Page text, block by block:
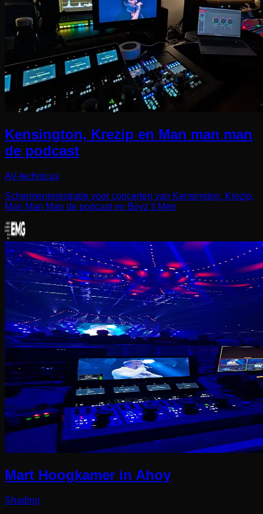
Kensington, Krezip en Man man man
de podcast
AV-technicus
Schermenregistratie voor concerten van Kensington, Krezip,
Man Man Man de podcast en Boyz II Men
Mart Hoogkamer in Ahoy
Shading